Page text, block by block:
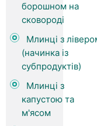
борошном на
сковороді
Млинці з
(начинка із
субпродуктів)
Млинці з
капустою та
м'ясом